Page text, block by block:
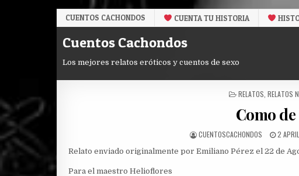
CUENTOS CACHONDOS CUENTA TU HISTORIA
Cuentos Cachondos
Los mejores relatos eróticos y cuentos de sexo
POSTED
RELATOS RELATOS
Como
AUTHOR:
CUENTOSCACHONDOS 2
Relato enviado originalmente por Emiliano Pérez el 22 de
Para el maestro Helioflores